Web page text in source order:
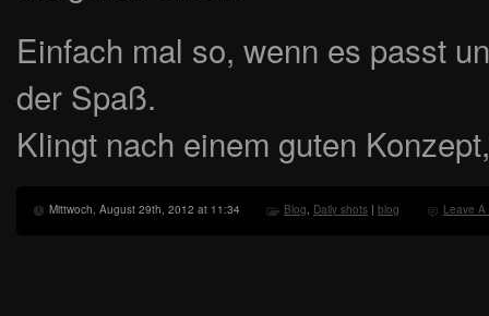
Einfach mal so, wenn es passt
der Spaß.
Klingt nach einem guten
Mittwoch, August 29th, 2012 at 11:34 Blog, Daily shots | blog Leave A